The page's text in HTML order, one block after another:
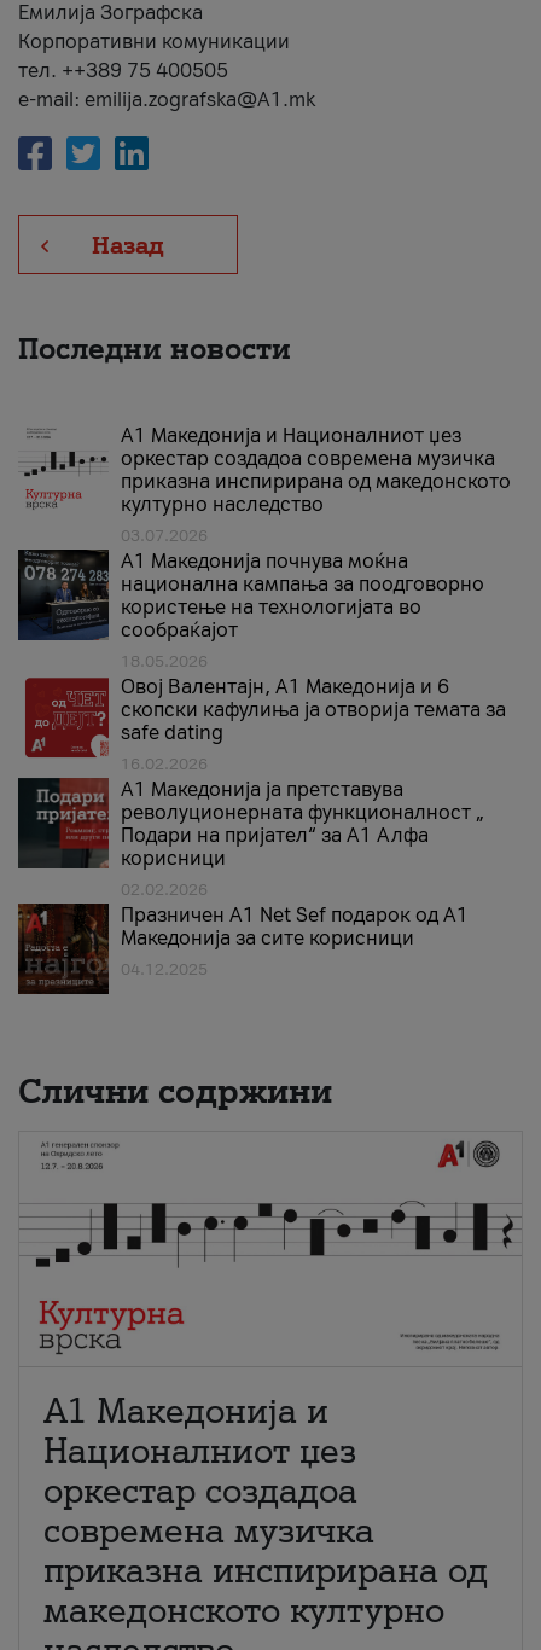
Емилија Зографска
Корпоративни комуникации
тел. ++389 75 400505
e-mail: emilija.zografska@A1.mk
Назад
Последни новости
А1 Македонија и Националниот џез
оркестар создадоа современа музичка
приказна инспирирана од македонското
културно наследство
03.07.2026
A1 Македонија почнува моќна
национална кампања за поодговорно
користење на технологијата во
сообраќајот
18.05.2026
Овој Валентајн, A1 Македонија и 6
скопски кафулиња ја отворија темата за
safe dating
16.02.2026
А1 Македонија ја претставува
револуционерната функционалност „
Подари на пријател“ за А1 Алфа
корисници
02.02.2026
Празничен A1 Net Sеf подарок од А1
Македонија за сите корисници
04.12.2025
Слични содржини
А1 Македонија и
Националниот џез
оркестар создадоа
современа музичка
приказна инспирирана од
македонското културно